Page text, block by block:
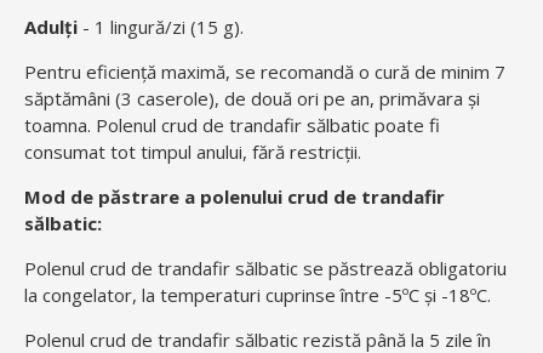
Adulți - 1 lingură/zi (15 g).
Pentru eficiență maximă, se recomandă o cură de minim 7
săptămâni (3 caserole), de două ori pe an, primăvara și
toamna. Polenul crud de trandafir sălbatic poate fi
consumat tot timpul anului, fără restricții.
Mod de păstrare a polenului crud de trandafir
sălbatic:
Polenul crud de trandafir sălbatic se păstrează obligatoriu
la congelator, la temperaturi cuprinse între -5ºC și -18ºC.
Polenul crud de trandafir sălbatic rezistă până la 5 zile în